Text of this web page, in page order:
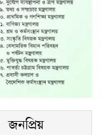
জনপ্রিয়